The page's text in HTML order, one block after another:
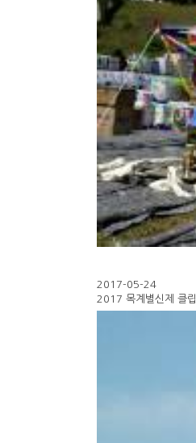
2017-05-24
2017 목계별신제 클립